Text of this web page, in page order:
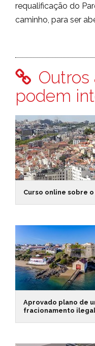
requalificação do
caminho, para ser
podem
Curso online sobre o
Aprovado plano de
fracionamento